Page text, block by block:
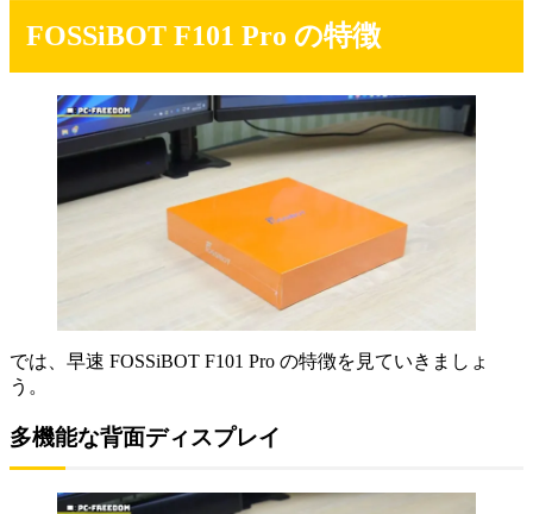
FOSSiBOT F101 Pro の特徴
では、早速 FOSSiBOT F101 Pro の特徴を見ていきましょ
う。
多機能な背面ディスプレイ